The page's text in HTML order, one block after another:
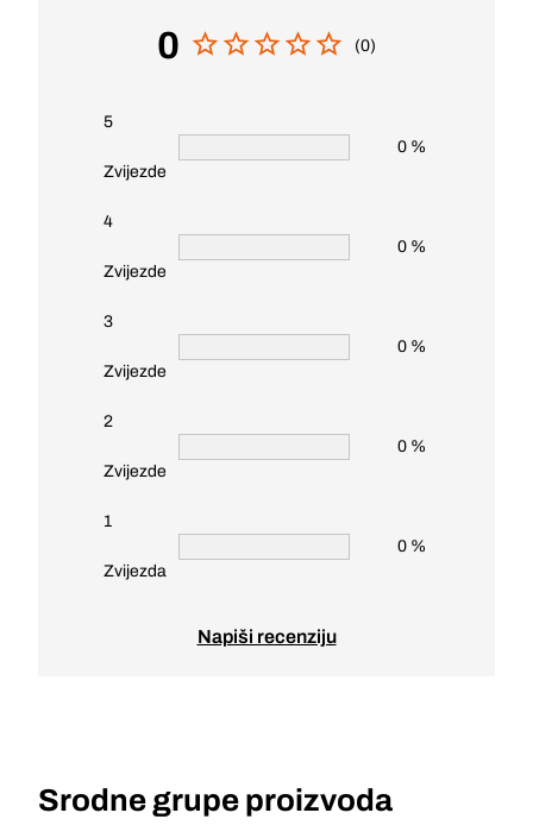
0 (0)
5
Zvijezde
0 %
4
Zvijezde
0 %
3
Zvijezde
0 %
2
Zvijezde
0 %
1
Zvijezda
0 %
Napiši recenziju
Srodne grupe proizvoda